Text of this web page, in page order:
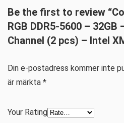
Be the first to review
RGB DDR5-5600 – 32GB
Channel (2 pcs) – Intel
Din e-postadress kommer inte
är märkta *
Your Rating